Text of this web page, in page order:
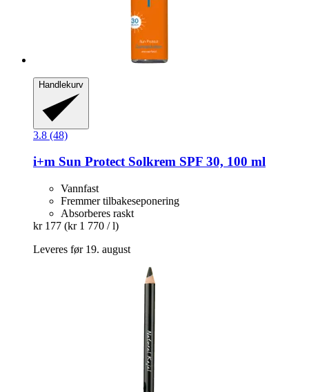
Handlekurv
3.8 (48)
i+m Sun Protect Solkrem SPF 30, 100 ml
Vannfast
Fremmer tilbakeseponering
Absorberes raskt
kr 177 (kr 1 770 / l)
Leveres før 19. august